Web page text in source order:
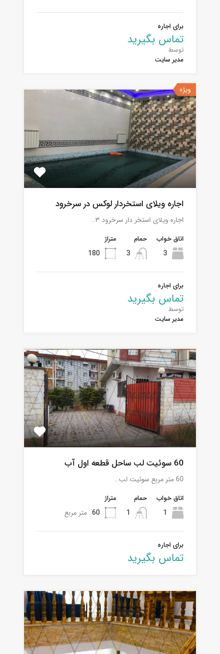
برای اجاره
تماس بگیرید
توسط
مدیر سایت
ویژه
اجاره ویلای استخردار لوکس در سرخرود
اجاره ویلای استخر دار سرخرود ٣…
اتاق خواب
3
حمام
3
متراژ
180
برای اجاره
تماس بگیرید
توسط
مدیر سایت
60 سوئیت لب ساحل قطعه اول آب
60 متر مربع سوئیت لب…
اتاق خواب
1
حمام
1
متراژ
60 متر مربع
برای اجاره
تماس بگیرید